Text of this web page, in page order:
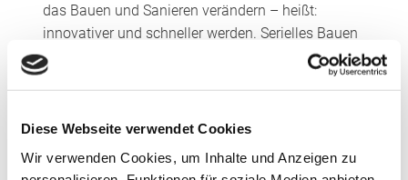
Diese Webseite verwendet Cookies
Wir verwenden Cookies, um Inhalte und Anzeigen zu
das Bauen und Sanieren verändern – heißt:
innovativer und schneller werden. Serielles Bauen
und Vorfertigung sind hier wichtige
Lösungsansätze. Zusätzlich macht der akute
fast unumgänglich.
„pre.formance saniert schnell und minimal-invasiv